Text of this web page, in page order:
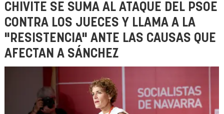
CHIVITE SE SUMA AL ATAQUE DEL PSOE
CONTRA LOS JUECES Y LLAMA A LA
"RESISTENCIA" ANTE LAS CAUSAS QUE
AFECTAN A SÁNCHEZ